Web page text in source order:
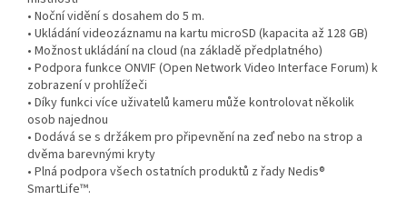
• Noční vidění s dosahem do 5 m.
• Ukládání videozáznamu na kartu microSD (kapacita až 128 GB)
• Možnost ukládání na cloud (na základě předplatného)
• Podpora funkce ONVIF (Open Network Video Interface Forum) k
zobrazení v prohlížeči
• Díky funkci více uživatelů kameru může kontrolovat několik
osob najednou
• Dodává se s držákem pro připevnění na zeď nebo na strop a
dvěma barevnými kryty
• Plná podpora všech ostatních produktů z řady Nedis®
SmartLife™.